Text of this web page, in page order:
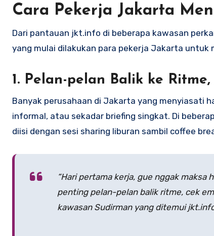
Cara Pekerja Jakarta
Dari pantauan jkt.info di beberapa kawasan
yang mulai dilakukan para pekerja Jakarta untuk
1. Pelan-pelan Balik ke
Banyak perusahaan di Jakarta yang menyiasati
informal, atau sekadar briefing singkat. Di
diisi dengan sesi sharing liburan sambil coffee
“Hari pertama kerja, gue nggak maksa
penting pelan-pelan balik ritme, cek
kawasan Sudirman yang ditemui